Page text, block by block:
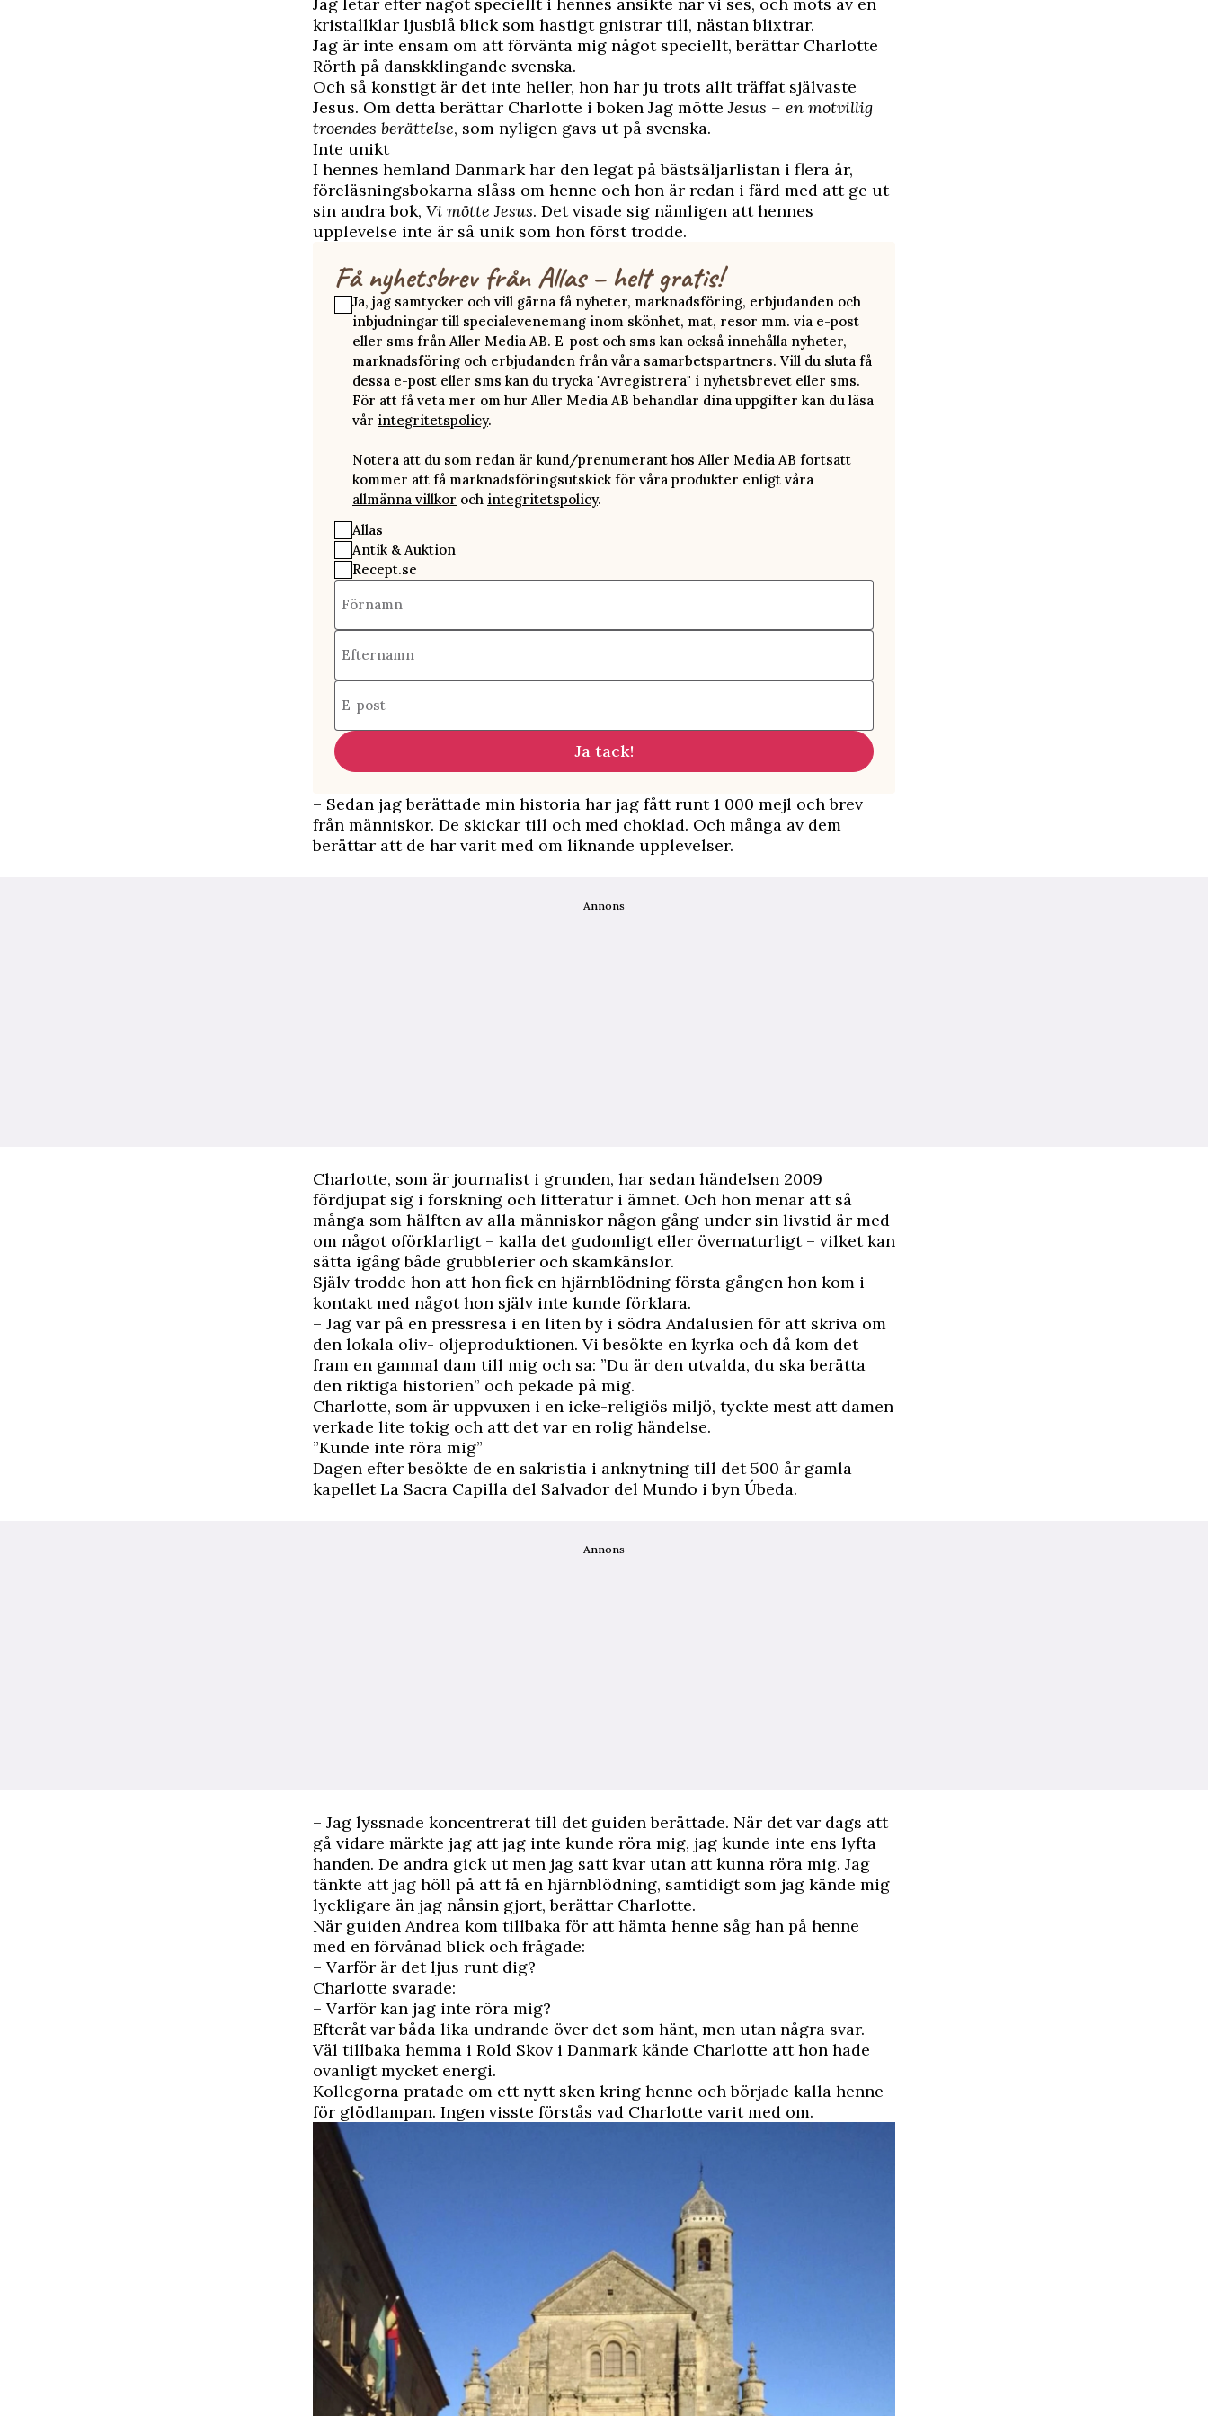
kristallklar ljusblå blick som hastigt gnistrar till, nästan blixtrar.
Jag är inte ensam om att förvänta mig något speciellt, berättar Charlotte
Rörth på danskklingande svenska.
Och så konstigt är det inte heller, hon har ju trots allt träffat självaste
Jesus. Om detta berättar Charlotte i boken Jag mötteJesus – en motvillig
troendes berättelse, som nyligen gavs ut på svenska.
Inte unikt
I hennes hemland Danmark har den legat på bästsäljarlistan i flera år,
föreläsningsbokarna slåss om henne och hon är redan i färd med att ge ut
sin andra bok, Vi mötte Jesus. Det visade sig nämligen att hennes
upplevelse inte är så unik som hon först trodde.
Få nyhetsbrev från Allas – helt gratis!
Ja, jag samtycker och vill gärna få nyheter, marknadsföring, erbjudanden och
inbjudningar till specialevenemang inom skönhet, mat, resor mm. via e-post
eller sms från Aller Media AB. E-post och sms kan också innehålla nyheter,
marknadsföring och erbjudanden från våra samarbetspartners. Vill du sluta få
dessa e-post eller sms kan du trycka "Avregistrera" i nyhetsbrevet eller sms.
För att få veta mer om hur Aller Media AB behandlar dina uppgifter kan du läsa
vår integritetspolicy.
Notera att du som redan är kund/prenumerant hos Aller Media AB fortsatt
kommer att få marknadsföringsutskick för våra produkter enligt våra
allmänna villkor och integritetspolicy.
Allas
Antik & Auktion
Recept.se
Förnamn
Efternamn
E-post
Ja tack!
– Sedan jag berättade min historia har jag fått runt 1 000 mejl och brev
från människor. De skickar till och med choklad. Och många av dem
berättar att de har varit med om liknande upplevelser.
Annons
Charlotte, som är journalist i grunden, har sedan händelsen 2009
fördjupat sig i forskning och litteratur i ämnet. Och hon menar att så
många som hälften av alla människor någon gång under sin livstid är med
om något oförklarligt – kalla det gudomligt eller övernaturligt – vilket kan
sätta igång både grubblerier och skamkänslor.
Själv trodde hon att hon fick en hjärnblödning första gången hon kom i
kontakt med något hon själv inte kunde förklara.
– Jag var på en pressresa i en liten by i södra Andalusien för att skriva om
den lokala oliv- oljeproduktionen. Vi besökte en kyrka och då kom det
fram en gammal dam till mig och sa: ”Du är den utvalda, du ska berätta
den riktiga historien” och pekade på mig.
Charlotte, som är uppvuxen i en icke-religiös miljö, tyckte mest att damen
verkade lite tokig och att det var en rolig händelse.
”Kunde inte röra mig”
Dagen efter besökte de en sakristia i anknytning till det 500 år gamla
kapellet La Sacra Capilla del Salvador del Mundo i byn Úbeda.
Annons
– Jag lyssnade koncentrerat till det guiden berättade. När det var dags att
gå vidare märkte jag att jag inte kunde röra mig, jag kunde inte ens lyfta
handen. De andra gick ut men jag satt kvar utan att kunna röra mig. Jag
tänkte att jag höll på att få en hjärnblödning, samtidigt som jag kände mig
lyckligare än jag nånsin gjort, berättar Charlotte.
När guiden Andrea kom tillbaka för att hämta henne såg han på henne
med en förvånad blick och frågade:
– Varför är det ljus runt dig?
Charlotte svarade:
– Varför kan jag inte röra mig?
Efteråt var båda lika undrande över det som hänt, men utan några svar.
Väl tillbaka hemma i Rold Skov i Danmark kände Charlotte att hon hade
ovanligt mycket energi.
Kollegorna pratade om ett nytt sken kring henne och började kalla henne
för glödlampan. Ingen visste förstås vad Charlotte varit med om.